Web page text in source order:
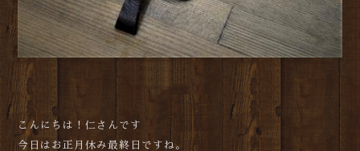
こんにちは！仁さんです
今日はお正月休み最終日ですね。